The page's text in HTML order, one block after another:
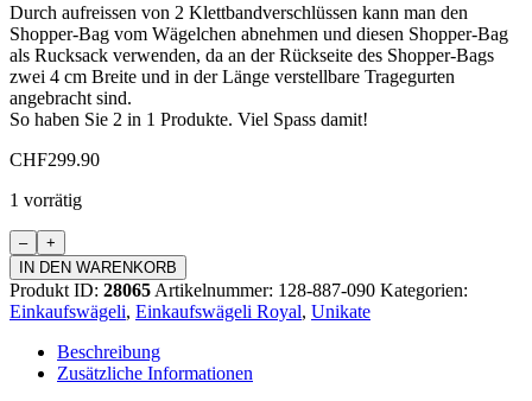
Durch aufreissen von 2 Klettbandverschlüssen kann man den
Shopper-Bag vom Wägelchen abnehmen und diesen Shopper-Bag
als Rucksack verwenden, da an der Rückseite des Shopper-Bags
zwei 4 cm Breite und in der Länge verstellbare Tragegurten
angebracht sind.
So haben Sie 2 in 1 Produkte. Viel Spass damit!
CHF299.90
1 vorrätig
Einkaufswägeli
"ROYAL"
Menge
IN DEN WARENKORB
Produkt ID: 28065 Artikelnummer: 128-887-090 Kategorien:
Einkaufswägeli, Einkaufswägeli Royal, Unikate
Beschreibung
Zusätzliche Informationen